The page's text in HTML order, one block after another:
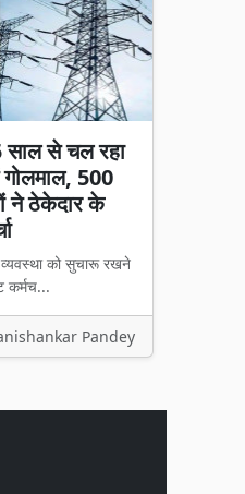
साल से चल रहा
500
ने ठेकेदार के
को सुचारू रखने
कर्मच...
Pandey